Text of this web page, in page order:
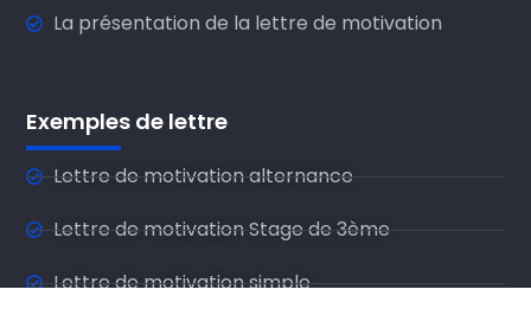
La présentation de la lettre de motivation
Exemples de lettre
Lettre de motivation alternance
Lettre de motivation Stage de 3ème
Lettre de motivation simple